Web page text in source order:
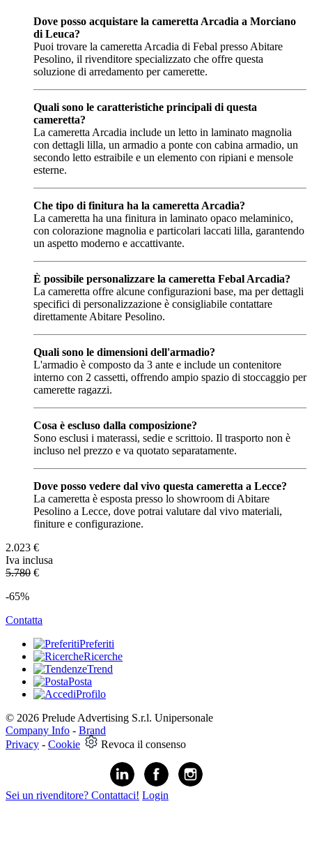
Dove posso acquistare la cameretta Arcadia a Morciano
di Leuca?
Puoi trovare la cameretta Arcadia di Febal presso Abitare
Pesolino, il rivenditore specializzato che offre questa
soluzione di arredamento per camerette.
Quali sono le caratteristiche principali di questa
cameretta?
La cameretta Arcadia include un letto in laminato magnolia
con dettagli lilla, un armadio a ponte con cabina armadio, un
secondo letto estraibile e un elemento con ripiani e mensole
esterne.
Che tipo di finitura ha la cameretta Arcadia?
La cameretta ha una finitura in laminato opaco melaminico,
con colorazione magnolia e particolari laccati lilla, garantendo
un aspetto moderno e accattivante.
È possibile personalizzare la cameretta Febal Arcadia?
La cameretta offre alcune configurazioni base, ma per dettagli
specifici di personalizzazione è consigliabile contattare
direttamente Abitare Pesolino.
Quali sono le dimensioni dell'armadio?
L'armadio è composto da 3 ante e include un contenitore
interno con 2 cassetti, offrendo ampio spazio di stoccaggio per
camerette ragazzi.
Cosa è escluso dalla composizione?
Sono esclusi i materassi, sedie e scrittoio. Il trasporto non è
incluso nel prezzo e va quotato separatamente.
Dove posso vedere dal vivo questa cameretta a Lecce?
La cameretta è esposta presso lo showroom di Abitare
Pesolino a Lecce, dove potrai valutare dal vivo materiali,
finiture e configurazione.
2.023 €
Iva inclusa
5.780 €
-65%
Contatta
Preferiti
Ricerche
Trend
Posta
Profilo
© 2026 Prelude Advertising S.r.l. Unipersonale
Company Info - Brand
Privacy - Cookie Revoca il consenso
Sei un rivenditore? Contattaci! Login